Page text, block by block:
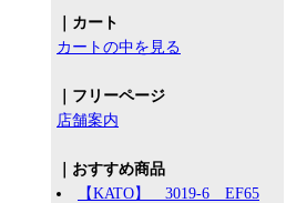
｜カート
カートの中を見る
｜フリーページ
店舗案内
｜おすすめ商品
【KATO】 3019-6 EF65